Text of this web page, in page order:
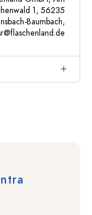
1, 56235
Baumbach,